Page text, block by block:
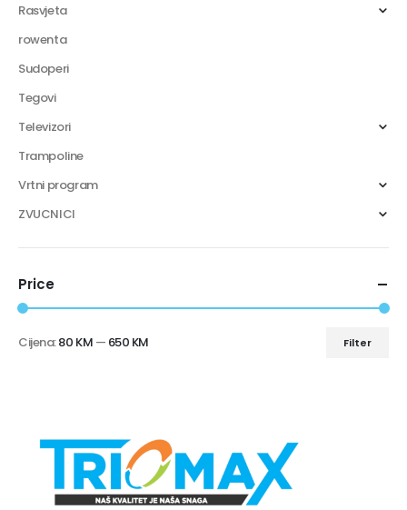
Rasvjeta
rowenta
Sudoperi
Tegovi
Televizori
Trampoline
Vrtni program
ZVUCNICI
Price
Filter
Cijena:80 KM — 650 KM